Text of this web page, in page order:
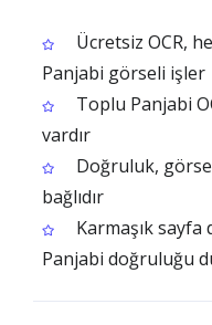
Ücretsiz OCR,
Panjabi görseli işler
Toplu Panjabi
vardır
Doğruluk,
bağlıdır
Karmaşık sayfa
Panjabi doğruluğu